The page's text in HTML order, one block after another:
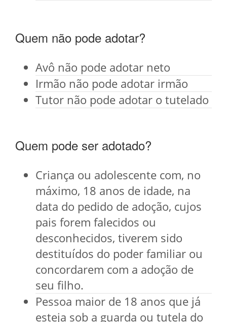
Quem não pode adotar?
Avô não pode adotar neto
Irmão não pode adotar irmão
Tutor não pode adotar o tutelado
Quem pode ser adotado?
Criança ou adolescente com, no
máximo, 18 anos de idade, na
data do pedido de adoção, cujos
pais forem falecidos ou
desconhecidos, tiverem sido
destituídos do poder familiar ou
concordarem com a adoção de
seu filho.
Pessoa maior de 18 anos que já
esteja sob a guarda ou tutela do